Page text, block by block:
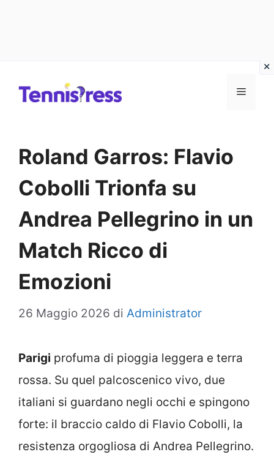
MENU
Roland Garros: Flavio
Cobolli Trionfa su
Andrea Pellegrino in un
Match Ricco di
Emozioni
26 Maggio 2026 di Administrator
Parigi profuma di pioggia leggera e terra
rossa. Su quel palcoscenico vivo, due
italiani si guardano negli occhi e spingono
forte: il braccio caldo di Flavio Cobolli, la
resistenza orgogliosa di Andrea Pellegrino.